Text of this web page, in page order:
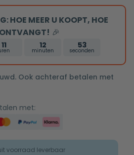
HOE MEER U KOOPT, HOE
🎉
11 12
minuten
52
seconden
Ook achteraf betalen met
met:
voorraad leverbaar